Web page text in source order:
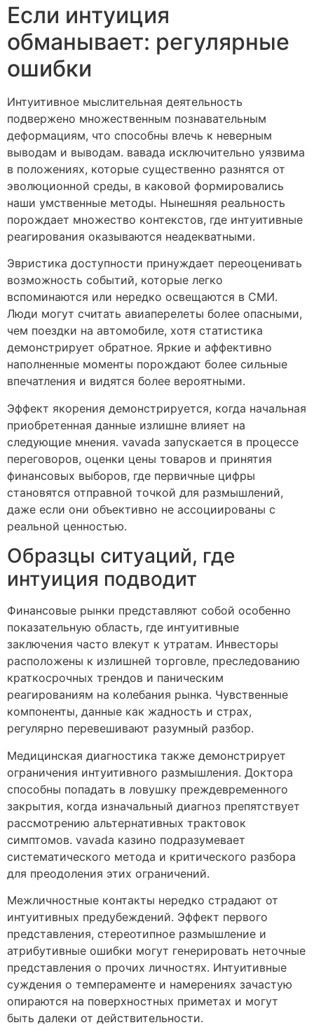
Если интуиция
обманывает: регулярные
ошибки
Интуитивное мыслительная деятельность
подвержено множественным познавательным
деформациям, что способны влечь к неверным
выводам и выводам. вавада исключительно уязвима
в положениях, которые существенно разнятся от
эволюционной среды, в каковой формировались
наши умственные методы. Нынешняя реальность
порождает множество контекстов, где интуитивные
реагирования оказываются неадекватными.
Эвристика доступности принуждает переоценивать
возможность событий, которые легко
вспоминаются или нередко освещаются в СМИ.
Люди могут считать авиаперелеты более опасными,
чем поездки на автомобиле, хотя статистика
демонстрирует обратное. Яркие и аффективно
наполненные моменты порождают более сильные
впечатления и видятся более вероятными.
Эффект якорения демонстрируется, когда начальная
приобретенная данные излишне влияет на
следующие мнения. vavada запускается в процессе
переговоров, оценки цены товаров и принятия
финансовых выборов, где первичные цифры
становятся отправной точкой для размышлений,
даже если они объективно не ассоциированы с
реальной ценностью.
Образцы ситуаций, где
интуиция подводит
Финансовые рынки представляют собой особенно
показательную область, где интуитивные
заключения часто влекут к утратам. Инвесторы
расположены к излишней торговле, преследованию
краткосрочных трендов и паническим
реагированиям на колебания рынка. Чувственные
компоненты, данные как жадность и страх,
регулярно перевешивают разумный разбор.
Медицинская диагностика также демонстрирует
ограничения интуитивного размышления. Доктора
способны попадать в ловушку преждевременного
закрытия, когда изначальный диагноз препятствует
рассмотрению альтернативных трактовок
симптомов. vavada казино подразумевает
систематического метода и критического разбора
для преодоления этих ограничений.
Межличностные контакты нередко страдают от
интуитивных предубеждений. Эффект первого
представления, стереотипное размышление и
атрибутивные ошибки могут генерировать неточные
представления о прочих личностях. Интуитивные
суждения о темпераменте и намерениях зачастую
опираются на поверхностных приметах и могут
быть далеки от действительности.